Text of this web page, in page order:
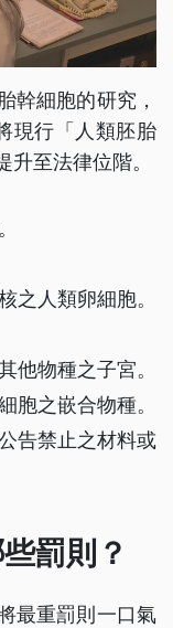
幹細胞的研究，
現行「人類胚胎
至法律位階。
之人類卵細胞。
他物種之子宮。
胞之嵌合物種。
告禁止之材料或
罰則？
最重罰則一口氣